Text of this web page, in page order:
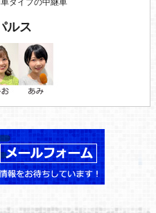
タイプの中継車
ルス